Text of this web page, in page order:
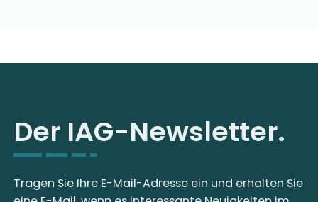
Der IAG-Newsletter.
Tragen Sie Ihre E-Mail-Adresse ein und erhalten Sie